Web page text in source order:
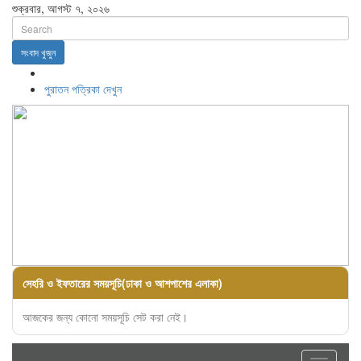
শুক্রবার, আগস্ট ৭, ২০২৬
সংবাদ খুজুন
পুরাতন পত্রিকা দেখুন
সেহরি ও ইফতারের সময়সূচি(ঢাকা ও আশপাশের এলাকা)
আজকের জন্য কোনো সময়সূচি সেট করা নেই।